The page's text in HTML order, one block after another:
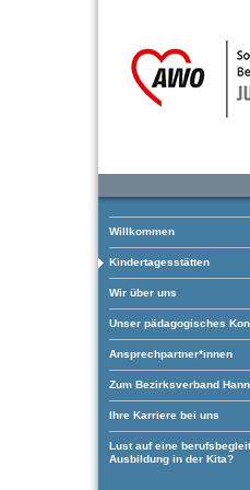
Willkommen
Kindertagesstätten
Wir über uns
Unser pädagogisches
Ansprechpartner*innen
Zum Bezirksverband
Ihre Karriere bei uns
Lust auf eine
Ausbildung in der Kita?